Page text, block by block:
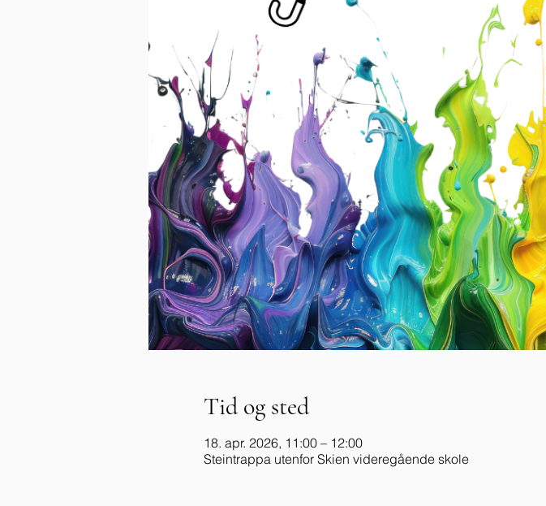
Tid og sted
18. apr. 2026, 11:00 – 12:00
Steintrappa utenfor Skien videregående skole